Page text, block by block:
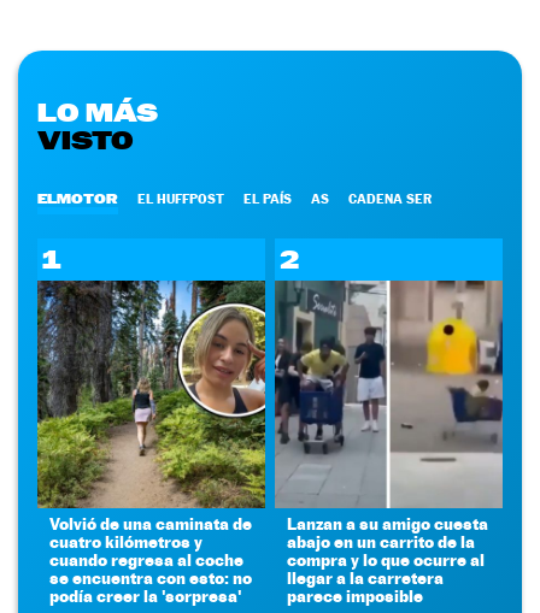
LO MÁS
VISTO
ELMOTOR EL HUFFPOST EL PAÍS AS CADENA SER
1
Volvió de una caminata de
cuatro kilómetros y
cuando regresa al coche
se encuentra con esto: no
podía creer la 'sorpresa'
2
Lanzan a su amigo cuesta
abajo en un carrito de la
compra y lo que ocurre al
llegar a la carretera
parece imposible